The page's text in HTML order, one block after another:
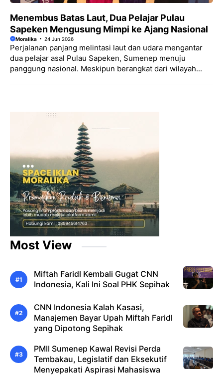
Menembus Batas Laut, Dua Pelajar Pulau
Sapeken Mengusung Mimpi ke Ajang Nasional
Moralika 24 Jun 2026
Perjalanan panjang melintasi laut dan udara mengantar
dua pelajar asal Pulau Sapeken, Sumenep menuju
panggung nasional. Meskipun berangkat dari wilayah...
Most View
Miftah Faridl Kembali Gugat CNN
Indonesia, Kali Ini Soal PHK Sepihak
CNN Indonesia Kalah Kasasi,
Manajemen Bayar Upah Miftah Faridl
yang Dipotong Sepihak
PMII Sumenep Kawal Revisi Perda
Tembakau, Legislatif dan Eksekutif
Menyepakati Aspirasi Mahasiswa